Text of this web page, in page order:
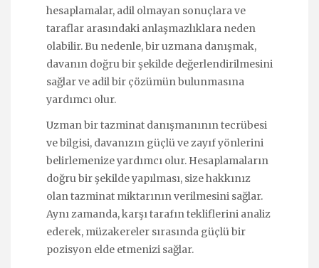
hesaplamalar, adil olmayan sonuçlara ve
taraflar arasındaki anlaşmazlıklara neden
olabilir. Bu nedenle, bir uzmana danışmak,
davanın doğru bir şekilde değerlendirilmesini
sağlar ve adil bir çözümün bulunmasına
yardımcı olur.
Uzman bir tazminat danışmanının tecrübesi
ve bilgisi, davanızın güçlü ve zayıf yönlerini
belirlemenize yardımcı olur. Hesaplamaların
doğru bir şekilde yapılması, size hakkınız
olan tazminat miktarının verilmesini sağlar.
Aynı zamanda, karşı tarafın tekliflerini analiz
ederek, müzakereler sırasında güçlü bir
pozisyon elde etmenizi sağlar.